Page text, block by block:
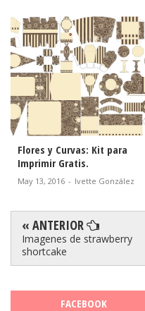
Flores y Curvas: Kit para
Imprimir Gratis.
May 13, 2016 - Ivette González
« ANTERIOR
Imagenes de strawberry
shortcake
FACEBOOK